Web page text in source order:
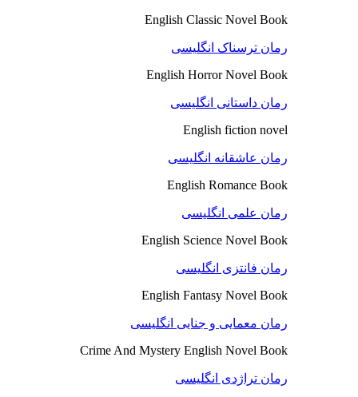
English Classic Novel Book
رمان ترسناک انگلیسی
English Horror Novel Book
رمان داستانی انگلیسی
English fiction novel
رمان عاشقانه انگلیسی
English Romance Book
رمان علمی انگلیسی
English Science Novel Book
رمان فانتزی انگلیسی
English Fantasy Novel Book
رمان معمایی و جنایی انگلیسی
Crime And Mystery English Novel Book
رمان تراژدی انگلیسی